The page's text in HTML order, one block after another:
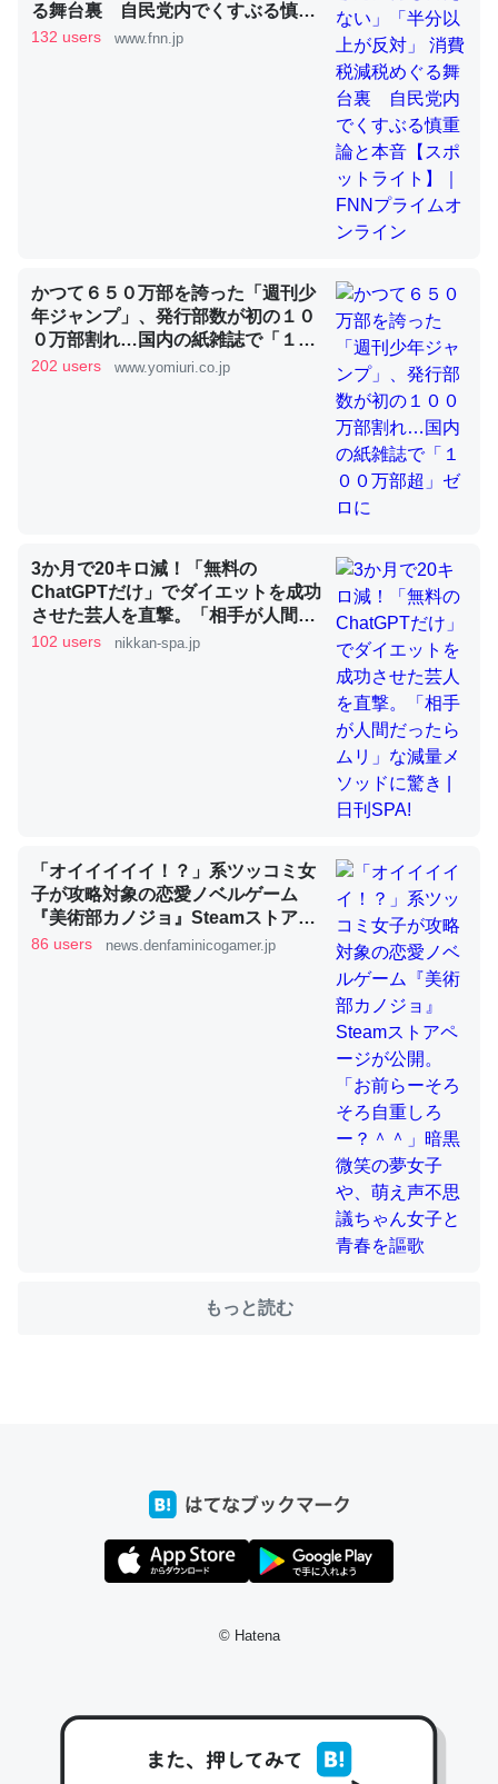
論文では「淡水はカルシウムも酸素も不足してて両方に不
利だから両方が拮抗してるのでは」とあって面白い。海に
いる鋏角類（カブトガニ・ウミグモ）はカルシウムを使わ
ずキチンを強化してる筈だが、酵素が違うのか？
─ニュース :: 【研究発表】昆虫学の大問題＝「昆虫はなぜ海にいな
これを元に考えるとカルシウムを大量に使う脊椎動物と貝
類は苦労してるんだな…。腹足類だと殻を無くしてナメク
─ニュース :: 【研究発表】昆虫学の大問題＝「昆虫はなぜ海にいな
ウチもEchoを実家に置いて４年。でたまに覗いてる。ぼ
ちぼちRingも置こうかと画策中。あと、Googleマップで
位置情報を共有してる。電池残量や充電中かが分かるので
─たまにLINEするくらいだった遠方の父67歳と僕。ITツール導入で
コミュニケーションが劇的に変化した｜tayorini by LIFULL介護
とかSpotifyを支払う孝行もできる。一生で親と会える残
り時間を日数にすると1週間とかの人が多いそうだけど、
それを実質100倍以上に伸ばす効果があるはず……
─たまにLINEするくらいだった遠方の父67歳と僕。ITツール導入で
コミュニケーションが劇的に変化した｜tayorini by LIFULL介護
私も3年前ぐらいに祖母の家に設置した。ポケットWifiみ
たいなのでネット環境作ったけどAlexaしか使わないので
回線代ほとんどかからないですよ。参考：
https://toyoshi.hatenablog.com/entry/2019/05/15/1805
ーリックパウダーで代用してもいいかも。
─野菜が止まらなくなる南フランス発祥の万能ソース「アイオリソ
ース」の作り方をビストロ居酒屋のシェフに聞いてみた - メシ通 | ホ
ットペッパーグルメ
スペインにもアリオリソースがあり、それも美味しいんだ
けど、読み方が違うだけで同じものを指すのか、また違う
ソースなのか気になる
る舞台裏 自民党内でくすぶる慎重
論と本音【スポットライト】｜FNN
132 users www.fnn.jp
かつて６５０万部を誇った「週刊少
年ジャンプ」、発行部数が初の１０
０万部割れ…国内の紙雑誌で「１０
０万部超」ゼロに
202 users www.yomiuri.co.jp
3か月で20キロ減！「無料の
ChatGPTだけ」でダイエットを成功
させた芸人を直撃。「相手が人間だ
ったらムリ」な減量メソッドに驚き
102 users nikkan-spa.jp
「オイイイイイ！？」系ツッコミ女
子が攻略対象の恋愛ノベルゲーム
『美術部カノジョ』Steamストアペ
ージが公開。「お前らーそろそろ自
86 users news.denfaminicogamer.jp
もっと読む
© Hatena